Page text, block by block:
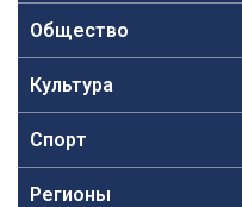
Общество
Культура
Спорт
Регионы